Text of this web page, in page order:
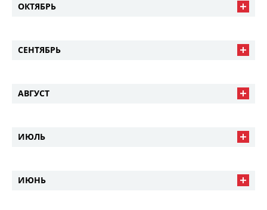
ОКТЯБРЬ
СЕНТЯБРЬ
АВГУСТ
ИЮЛЬ
ИЮНЬ